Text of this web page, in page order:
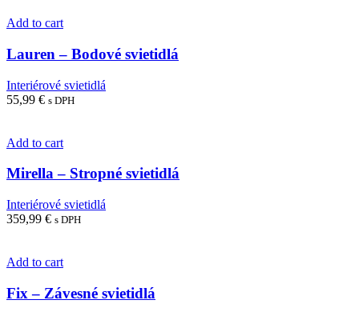
Add to cart
Lauren – Bodové svietidlá
Interiérové svietidlá
55,99 € s DPH
Add to cart
Mirella – Stropné svietidlá
Interiérové svietidlá
359,99 € s DPH
Add to cart
Fix – Závesné svietidlá